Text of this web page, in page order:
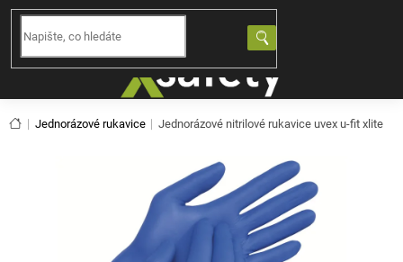
Přejít
obsah
Domů
Jednorázové rukavice Jednorázové nitrilové rukavice uvex u-fit xlite